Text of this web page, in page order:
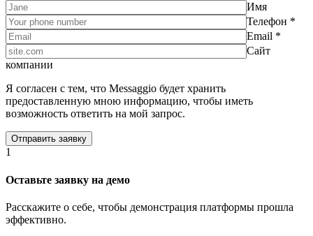
Имя
Телефон *
Email *
Сайт
компании
Я согласен с тем, что Messaggio будет хранить
предоставленную мною информацию, чтобы иметь
возможность ответить на мой запрос.
1
Оставьте заявку на демо
Расскажите о себе, чтобы демонстрация платформы прошла
эффективно.